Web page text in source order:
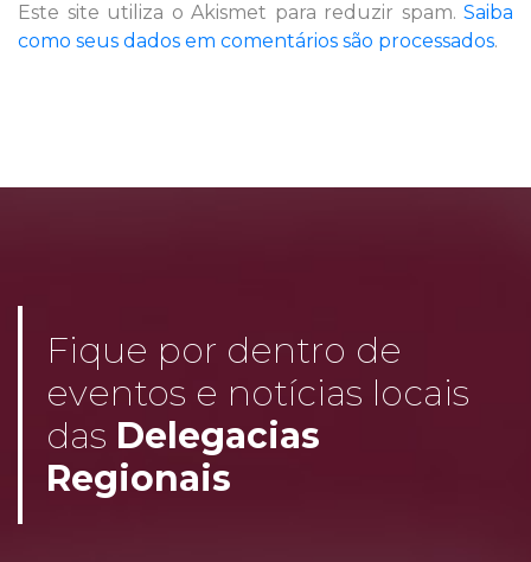
Este site utiliza o Akismet para reduzir spam. Saiba
como seus dados em comentários são processados.
Fique por dentro de
eventos e notícias locais
das Delegacias
Regionais